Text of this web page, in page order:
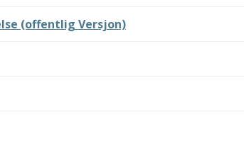
(offentlig Versjon)